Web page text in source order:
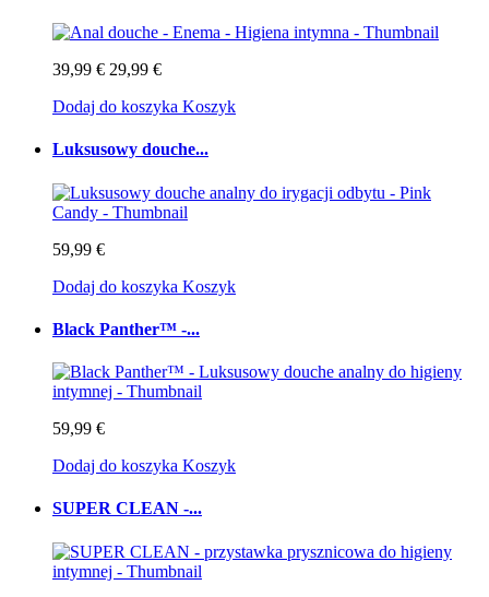
39,99 € 29,99 €
Dodaj do koszyka Koszyk
Luksusowy douche...
59,99 €
Dodaj do koszyka Koszyk
Black Panther™ -...
59,99 €
Dodaj do koszyka Koszyk
SUPER CLEAN -...